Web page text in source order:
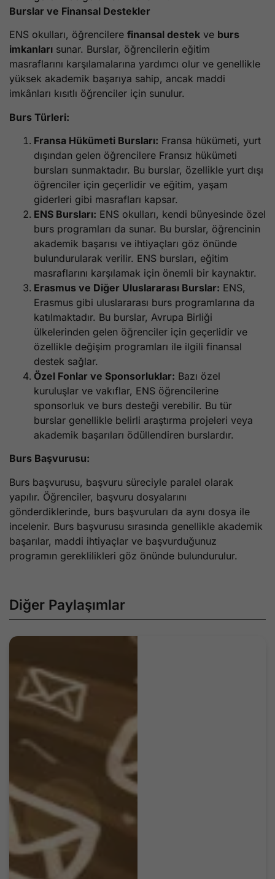
Burslar ve Finansal Destekler
ENS okulları, öğrencilere finansal destek ve burs
imkanları sunar. Burslar, öğrencilerin eğitim
masraflarını karşılamalarına yardımcı olur ve genellikle
yüksek akademik başarıya sahip, ancak maddi
imkânları kısıtlı öğrenciler için sunulur.
Burs Türleri:
Fransa Hükümeti Bursları: Fransa hükümeti, yurt
dışından gelen öğrencilere Fransız hükümeti
bursları sunmaktadır. Bu burslar, özellikle yurt dışı
öğrenciler için geçerlidir ve eğitim, yaşam
giderleri gibi masrafları kapsar.
ENS Bursları: ENS okulları, kendi bünyesinde özel
burs programları da sunar. Bu burslar, öğrencinin
akademik başarısı ve ihtiyaçları göz önünde
bulundurularak verilir. ENS bursları, eğitim
masraflarını karşılamak için önemli bir kaynaktır.
Erasmus ve Diğer Uluslararası Burslar: ENS,
Erasmus gibi uluslararası burs programlarına da
katılmaktadır. Bu burslar, Avrupa Birliği
ülkelerinden gelen öğrenciler için geçerlidir ve
özellikle değişim programları ile ilgili finansal
destek sağlar.
Özel Fonlar ve Sponsorluklar: Bazı özel
kuruluşlar ve vakıflar, ENS öğrencilerine
sponsorluk ve burs desteği verebilir. Bu tür
burslar genellikle belirli araştırma projeleri veya
akademik başarıları ödüllendiren burslardır.
Burs Başvurusu:
Burs başvurusu, başvuru süreciyle paralel olarak
yapılır. Öğrenciler, başvuru dosyalarını
gönderdiklerinde, burs başvuruları da aynı dosya ile
incelenir. Burs başvurusu sırasında genellikle akademik
başarılar, maddi ihtiyaçlar ve başvurduğunuz
programın gereklilikleri göz önünde bulundurulur.
Diğer Paylaşımlar